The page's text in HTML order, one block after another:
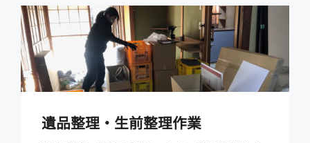
遺品整理・生前整理作業